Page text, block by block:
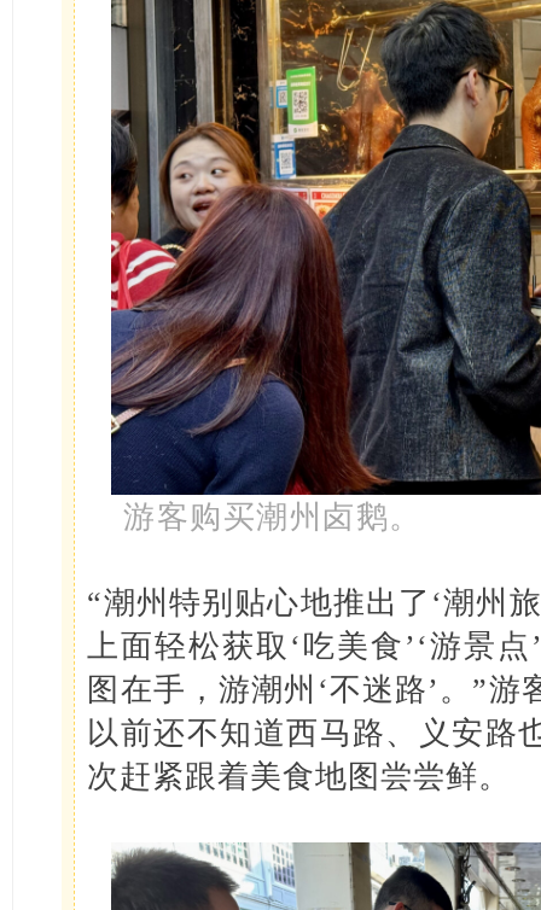
游客购买潮州卤鹅。
“潮州特别贴心地推出了‘潮州
上面轻松获取‘吃美食’‘游景
图在手，游潮州‘不迷路’。”
以前还不知道西马路、义安路
次赶紧跟着美食地图尝尝鲜。